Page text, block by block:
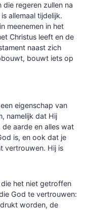
regeren zullen na
allemaal tijdelijk.
meenemen in het
Christus leeft en de
naast zich
bouwt iets op
eigenschap van
namelijk dat Hij
aarde en alles wat
is, en ook dat je
vertrouwen. Hij is
het niet getroffen
God te vertrouwen:
worden, de